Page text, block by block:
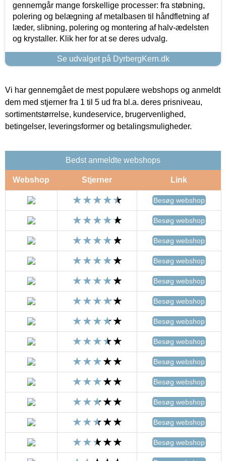
gennemgår mange forskellige processer: fra støbning,
polering og belægning af metalbasen til håndfletning af
læder, slibning, polering og montering af halv-ædelsten
og krystaller. Klik her for at se deres udvalg.
Se udvalget på DyrbergKern.dk
Vi har gennemgået de mest populære webshops og anmeldt
dem med stjerner fra 1 til 5 ud fra bl.a. deres prisniveau,
sortimentstørrelse, kundeservice, brugervenlighed,
betingelser, leveringsformer og betalingsmuligheder.
Bedst anmeldte webshops
Webshop Stjerner Link
Besøg webshop
Besøg webshop
Besøg webshop
Besøg webshop
Besøg webshop
Besøg webshop
Besøg webshop
Besøg webshop
Besøg webshop
Besøg webshop
Besøg webshop
Besøg webshop
Besøg webshop